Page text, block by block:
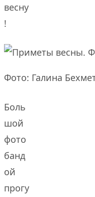
весну
!
Фото: Галина
Боль
шой
фото
банд
ой
прогу